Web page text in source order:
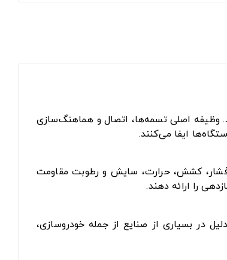
وظیفه اصلی تسمه‌ها، اتصال و هماهنگ‌سازی
ایفا می‌کنند.
فشار، کشش، حرارت، سایش و رطوبت مقاومت
را ارائه دهند.
در بسیاری از صنایع از جمله خودروسازی،